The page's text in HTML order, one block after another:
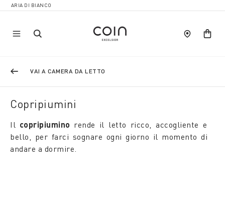
VAI A CAMERA DA LETTO
Copripiumini
Il copripiumino rende il letto ricco, accogliente e
bello, per farci sognare ogni giorno il momento di
andare a dormire.